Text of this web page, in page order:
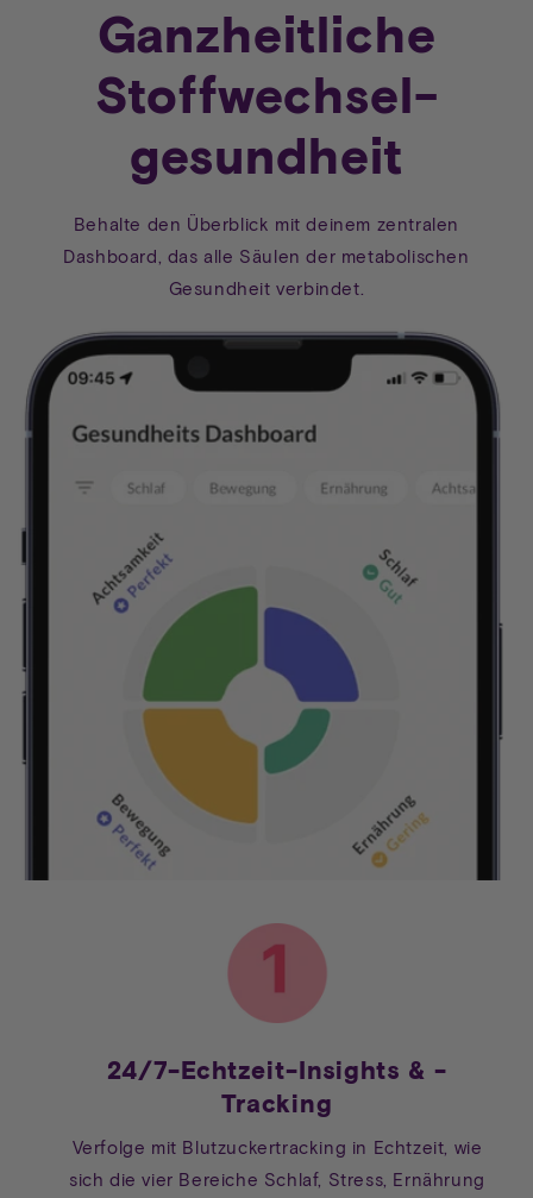
Ganzheitliche
Stoffwechsel-
gesundheit
Behalte den Überblick mit deinem zentralen
Dashboard, das alle Säulen der metabolischen
Gesundheit verbindet.
24/7-Echtzeit-Insights & -
Tracking
Verfolge mit Blutzuckertracking in Echtzeit, wie
sich die vier Bereiche Schlaf, Stress, Ernährung